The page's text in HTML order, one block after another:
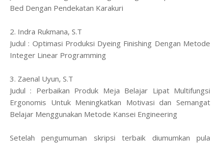
Bed Dengan Pendekatan Karakuri
2. Indra Rukmana, S.T
Judul : Optimasi Produksi Dyeing Finishing Dengan Metode
Integer Linear Programming
3. Zaenal Uyun, S.T
Judul : Perbaikan Produk Meja Belajar Lipat Multifungsi
Ergonomis Untuk Meningkatkan Motivasi dan Semangat
Belajar Menggunakan Metode Kansei Engineering
Setelah pengumuman skripsi terbaik diumumkan pula